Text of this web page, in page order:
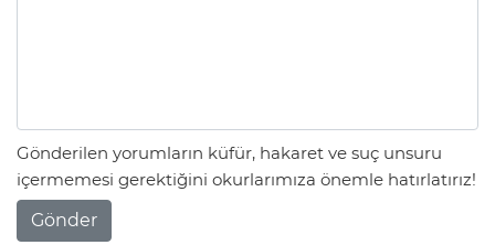
Gönderilen yorumların küfür, hakaret ve suç unsuru
içermemesi gerektiğini okurlarımıza önemle hatırlatırız!
Gönder